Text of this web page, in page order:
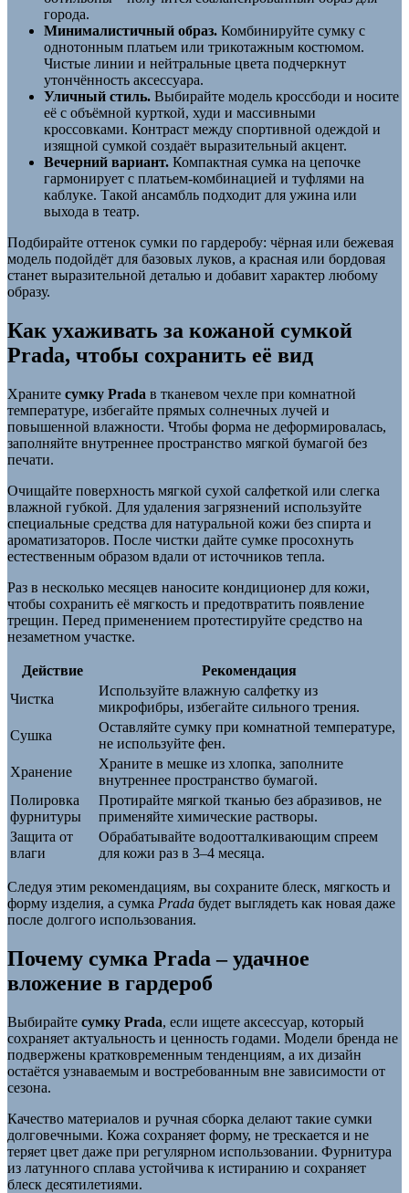
города.
Минималистичный образ. Комбинируйте сумку с
однотонным платьем или трикотажным костюмом.
Чистые линии и нейтральные цвета подчеркнут
утончённость аксессуара.
Уличный стиль. Выбирайте модель кроссбоди и носите
её с объёмной курткой, худи и массивными
кроссовками. Контраст между спортивной одеждой и
изящной сумкой создаёт выразительный акцент.
Вечерний вариант. Компактная сумка на цепочке
гармонирует с платьем-комбинацией и туфлями на
каблуке. Такой ансамбль подходит для ужина или
выхода в театр.
Подбирайте оттенок сумки по гардеробу: чёрная или бежевая
модель подойдёт для базовых луков, а красная или бордовая
станет выразительной деталью и добавит характер любому
образу.
Как ухаживать за кожаной сумкой
Prada, чтобы сохранить её вид
Храните сумку Prada в тканевом чехле при комнатной
температуре, избегайте прямых солнечных лучей и
повышенной влажности. Чтобы форма не деформировалась,
заполняйте внутреннее пространство мягкой бумагой без
печати.
Очищайте поверхность мягкой сухой салфеткой или слегка
влажной губкой. Для удаления загрязнений используйте
специальные средства для натуральной кожи без спирта и
ароматизаторов. После чистки дайте сумке просохнуть
естественным образом вдали от источников тепла.
Раз в несколько месяцев наносите кондиционер для кожи,
чтобы сохранить её мягкость и предотвратить появление
трещин. Перед применением протестируйте средство на
незаметном участке.
Действие
Рекомендация
Чистка
Используйте влажную салфетку из
микрофибры, избегайте сильного трения.
Сушка
Оставляйте сумку при комнатной температуре,
не используйте фен.
Хранение
Храните в мешке из хлопка, заполните
внутреннее пространство бумагой.
Полировка
фурнитуры
Протирайте мягкой тканью без абразивов, не
применяйте химические растворы.
Защита от
влаги
Обрабатывайте водоотталкивающим спреем
для кожи раз в 3–4 месяца.
Следуя этим рекомендациям, вы сохраните блеск, мягкость и
форму изделия, а сумка Prada будет выглядеть как новая даже
после долгого использования.
Почему сумка Prada – удачное
вложение в гардероб
Выбирайте сумку Prada, если ищете аксессуар, который
сохраняет актуальность и ценность годами. Модели бренда не
подвержены кратковременным тенденциям, а их дизайн
остаётся узнаваемым и востребованным вне зависимости от
сезона.
Качество материалов и ручная сборка делают такие сумки
долговечными. Кожа сохраняет форму, не трескается и не
теряет цвет даже при регулярном использовании. Фурнитура
из латунного сплава устойчива к истиранию и сохраняет
блеск десятилетиями.